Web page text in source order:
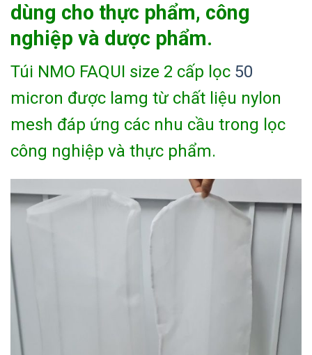
dùng cho thực phẩm, công
nghiệp và dược phẩm.
Túi NMO FAQUI size 2 cấp lọc 50
micron được lamg từ chất liệu nylon
mesh đáp ứng các nhu cầu trong lọc
công nghiệp và thực phẩm.